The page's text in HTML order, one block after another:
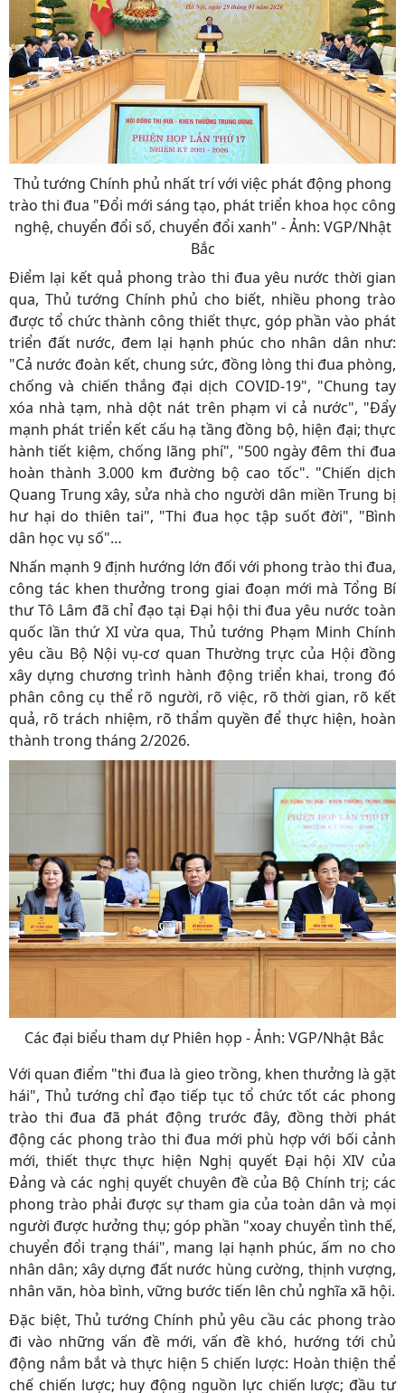
Thủ tướng Chính phủ nhất trí với việc phát động phong
trào thi đua "Đổi mới sáng tạo, phát triển khoa học công
nghệ, chuyển đổi số, chuyển đổi xanh" - Ảnh: VGP/Nhật
Bắc
Điểm lại kết quả phong trào thi đua yêu nước thời gian
qua, Thủ tướng Chính phủ cho biết, nhiều phong trào
được tổ chức thành công thiết thực, góp phần vào phát
triển đất nước, đem lại hạnh phúc cho nhân dân như:
"Cả nước đoàn kết, chung sức, đồng lòng thi đua phòng,
chống và chiến thắng đại dịch COVID-19", "Chung tay
xóa nhà tạm, nhà dột nát trên phạm vi cả nước", "Đẩy
mạnh phát triển kết cấu hạ tầng đồng bộ, hiện đại; thực
hành tiết kiệm, chống lãng phí", "500 ngày đêm thi đua
hoàn thành 3.000 km đường bộ cao tốc". "Chiến dịch
Quang Trung xây, sửa nhà cho người dân miền Trung bị
hư hại do thiên tai", "Thi đua học tập suốt đời", "Bình
dân học vụ số"…
Nhấn mạnh 9 định hướng lớn đối với phong trào thi đua,
công tác khen thưởng trong giai đoạn mới mà Tổng Bí
thư Tô Lâm đã chỉ đạo tại Đại hội thi đua yêu nước toàn
quốc lần thứ XI vừa qua, Thủ tướng Phạm Minh Chính
yêu cầu Bộ Nội vụ-cơ quan Thường trực của Hội đồng
xây dựng chương trình hành động triển khai, trong đó
phân công cụ thể rõ người, rõ việc, rõ thời gian, rõ kết
quả, rõ trách nhiệm, rõ thẩm quyền để thực hiện, hoàn
thành trong tháng 2/2026.
Các đại biểu tham dự Phiên họp - Ảnh: VGP/Nhật Bắc
Với quan điểm "thi đua là gieo trồng, khen thưởng là gặt
hái", Thủ tướng chỉ đạo tiếp tục tổ chức tốt các phong
trào thi đua đã phát động trước đây, đồng thời phát
động các phong trào thi đua mới phù hợp với bối cảnh
mới, thiết thực thực hiện Nghị quyết Đại hội XIV của
Đảng và các nghị quyết chuyên đề của Bộ Chính trị; các
phong trào phải được sự tham gia của toàn dân và mọi
người được hưởng thụ; góp phần "xoay chuyển tình thế,
chuyển đổi trạng thái", mang lại hạnh phúc, ấm no cho
nhân dân; xây dựng đất nước hùng cường, thịnh vượng,
nhân văn, hòa bình, vững bước tiến lên chủ nghĩa xã hội.
Đặc biệt, Thủ tướng Chính phủ yêu cầu các phong trào
đi vào những vấn đề mới, vấn đề khó, hướng tới chủ
động nắm bắt và thực hiện 5 chiến lược: Hoàn thiện thể
chế chiến lược; huy động nguồn lực chiến lược; đầu tư